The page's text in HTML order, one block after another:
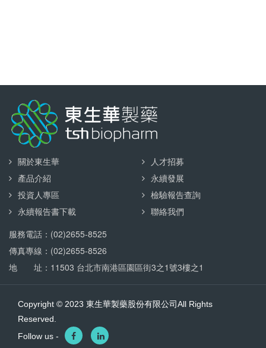
關於東生華
產品介紹
投資人專區
永續報告書下載
人才招募
永續發展
檢驗報告查詢
聯絡我們
服務電話：(02)2655-8525
傳真專線：(02)2655-8526
地 址：11503 台北市南港區園區街3之1號3樓之1
Copyright © 2023 東生華製藥股份有限公司All Rights
Reserved.
Follow us -